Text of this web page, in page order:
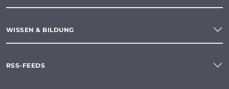
WISSEN & BILDUNG
RSS-FEEDS